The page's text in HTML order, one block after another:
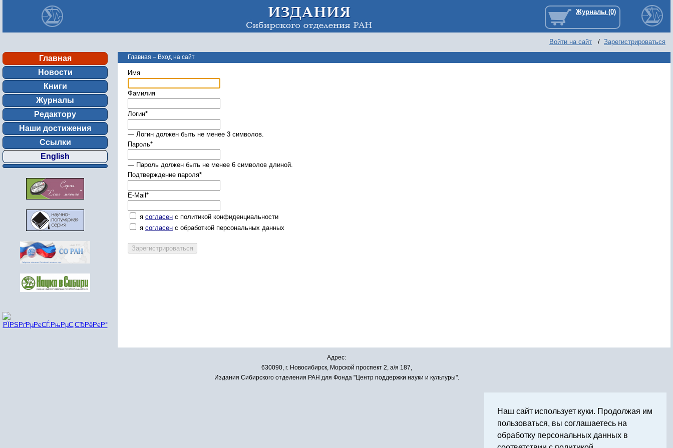
Войти на сайт / Зарегистрироваться
Главная
Новости
Книги
Журналы
Редактору
Наши достижения
Ссылки
English
Главная – Вход на сайт
Имя
Фамилия
Логин*
— Логин должен быть не менее 3 символов.
Пароль*
— Пароль должен быть не менее 6 символов длиной.
Подтверждение пароля*
E-Mail *
я согласен с политикой конфиденциальности
я согласен с обработкой персональных данных
Адрес:
630090, г. Новосибирск, Морской проспект 2, а/я 187,
Издания Сибирского отделения РАН для Фонда "Центр поддержки науки и культуры".
Наш сайт использует куки. Продолжая им
пользоваться, вы соглашаетесь на
обработку персональных данных в